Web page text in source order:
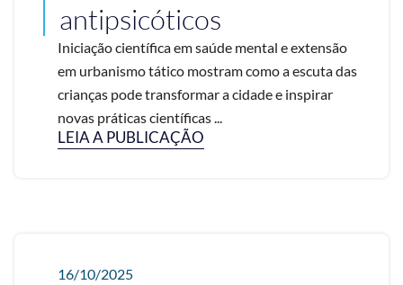
antipsicóticos
Iniciação científica em saúde mental e extensão
em urbanismo tático mostram como a escuta das
crianças pode transformar a cidade e inspirar
novas práticas científicas ...
LEIA A PUBLICAÇÃO
16/10/2025